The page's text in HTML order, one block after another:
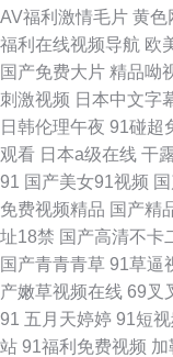
AV福利激情毛片 黄色
福利在线视频导航 欧
国产免费大片 精品呦
刺激视频 日本中文字
日韩伦理午夜 91碰超
观看 日本a级在线 干
91 国产美女91视频
免费视频精品 国产精
址18禁 国产高清不卡
国产青青青草 91草逼
产嫩草视频在线 69叉
91 五月天婷婷 91短
站 91福利免费视频 加